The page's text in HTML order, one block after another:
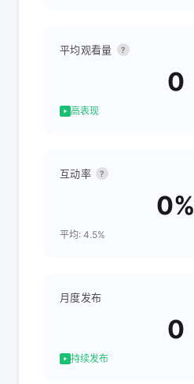
平均观看量 ?
0
高表现
互动率 ?
0%
平均: 4.5%
月度发布
0
持续发布